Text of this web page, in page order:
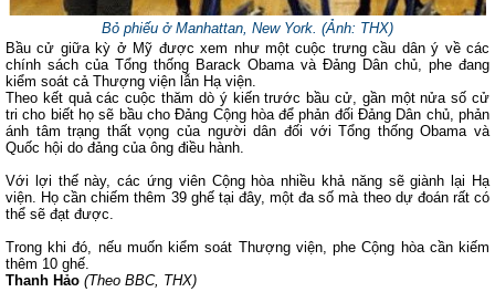
Bỏ phiếu ở Manhattan, New York. (Ảnh: THX)
Bầu cử giữa kỳ ở Mỹ được xem như một cuộc trưng cầu dân ý về các
chính sách của Tổng thống Barack Obama và Đảng Dân chủ, phe đang
kiểm soát cả Thượng viện lẫn Hạ viện.
Theo kết quả các cuộc thăm dò ý kiến trước bầu cử, gần một nửa số cử
tri cho biết họ sẽ bầu cho Đảng Cộng hòa để phản đối Đảng Dân chủ, phản
ánh tâm trạng thất vọng của người dân đối với Tổng thống Obama và
Quốc hội do đảng của ông điều hành.
Với lợi thế này, các ứng viên Cộng hòa nhiều khả năng sẽ giành lại Hạ
viện. Họ cần chiếm thêm 39 ghế tại đây, một đa số mà theo dự đoán rất có
thể sẽ đạt được.
Trong khi đó, nếu muốn kiểm soát Thượng viện, phe Cộng hòa cần kiếm
thêm 10 ghế.
Thanh Hảo (Theo BBC, THX)